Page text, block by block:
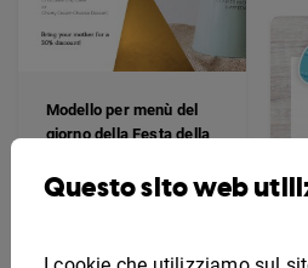
Modello per menù del
giorno della Festa della
Questo sito web